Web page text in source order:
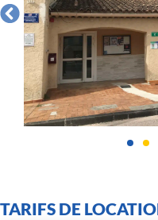
TARIFS DE